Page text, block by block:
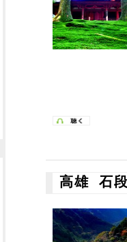
高雄 石